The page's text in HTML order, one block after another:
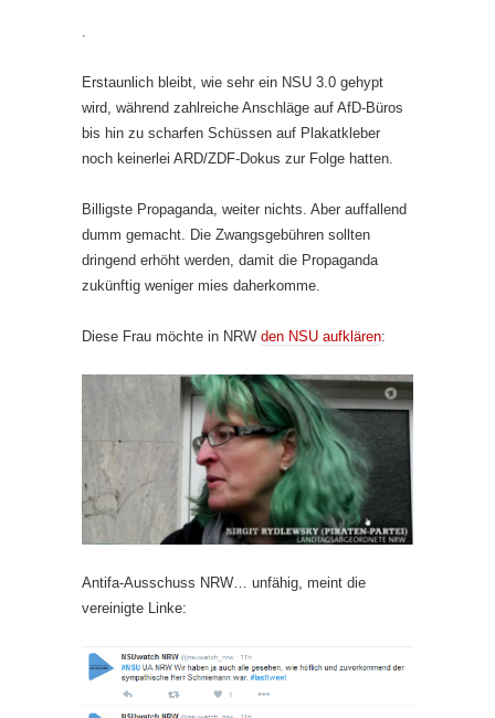
Erstaunlich bleibt, wie sehr ein NSU 3.0 gehypt
wird, während zahlreiche Anschläge auf AfD-Büros
bis hin zu scharfen Schüssen auf Plakatkleber
noch keinerlei ARD/ZDF-Dokus zur Folge hatten.
Billigste Propaganda, weiter nichts. Aber auffallend
dumm gemacht. Die Zwangsgebühren sollten
dringend erhöht werden, damit die Propaganda
zukünftig weniger mies daherkomme.
Diese Frau möchte in NRW den NSU aufklären:
Antifa-Ausschuss NRW… unfähig, meint die
vereinigte Linke: